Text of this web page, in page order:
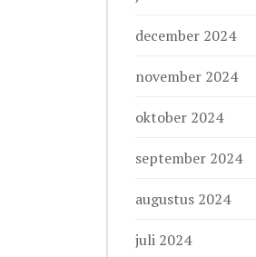
december 2024
november 2024
oktober 2024
september 2024
augustus 2024
juli 2024